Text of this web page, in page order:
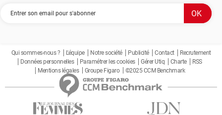
Qui sommes-nous ? L'équipe Notre société Publicité Contact
Recrutement
Données personnelles
Paramétrer les cookies Gérer Utiq Charte
RSS
Mentions légales
Groupe Figaro ©2025 CCM Benchmark